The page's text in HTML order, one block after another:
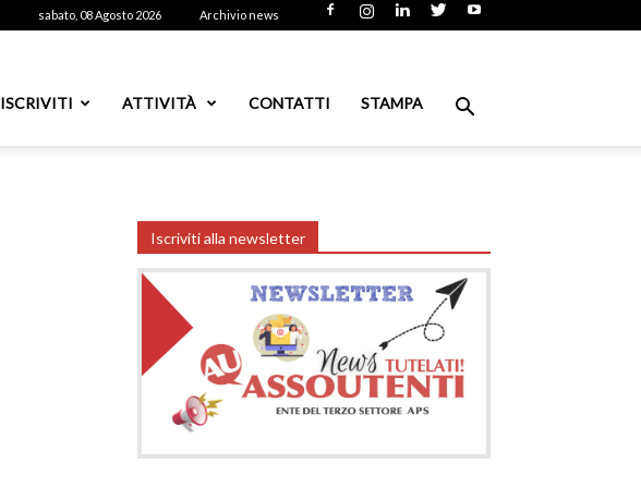
sabato, 08 Agosto 2026 Archivio news
ISCRIVITI ATTIVITÀ CONTATTI STAMPA
Iscriviti alla newsletter